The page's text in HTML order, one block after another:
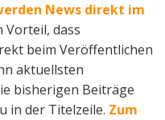
News direkt im
Vorteil, dass
beim Veröffentlichen
aktuellsten
bisherigen Beiträge
in der Titelzeile. Zum